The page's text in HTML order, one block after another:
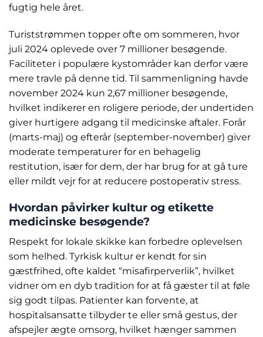
fugtig hele året.
Turiststrømmen topper ofte om sommeren, hvor
juli 2024 oplevede over 7 millioner besøgende.
Faciliteter i populære kystområder kan derfor være
mere travle på denne tid. Til sammenligning havde
november 2024 kun 2,67 millioner besøgende,
hvilket indikerer en roligere periode, der undertiden
giver hurtigere adgang til medicinske aftaler. Forår
(marts-maj) og efterår (september-november) giver
moderate temperaturer for en behagelig
restitution, især for dem, der har brug for at gå ture
eller mildt vejr for at reducere postoperativ stress.
Hvordan påvirker kultur og etikette
medicinske besøgende?
Respekt for lokale skikke kan forbedre oplevelsen
som helhed. Tyrkisk kultur er kendt for sin
gæstfrihed, ofte kaldet “misafirperverlik”, hvilket
vidner om en dyb tradition for at få gæster til at føle
sig godt tilpas. Patienter kan forvente, at
hospitalsansatte tilbyder te eller små gestus, der
afspejler ægte omsorg, hvilket hænger sammen